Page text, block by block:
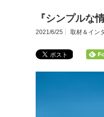
『シンプルな
2021/6/25 取材＆イン